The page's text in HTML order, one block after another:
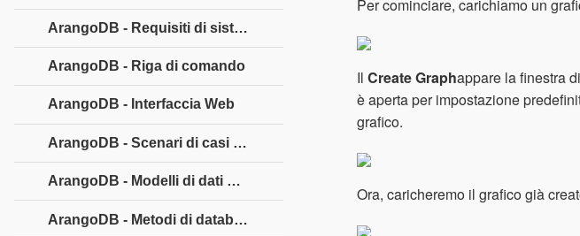
Per cominciare, carichiamo un
IlCreate Graphappare la finestra
è aperta per impostazione
grafico.
Ora, caricheremo il grafico già
ArangoDB - Requisiti di sistema
ArangoDB - Riga di comando
ArangoDB - Interfaccia Web
ArangoDB - Scenari di casi di esempio
ArangoDB - Modelli di dati e modellazione
ArangoDB - Metodi di database